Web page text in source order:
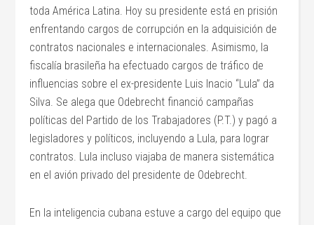
toda América Latina. Hoy su presidente está en prisión
enfrentando cargos de corrupción en la adquisición de
contratos nacionales e internacionales. Asimismo, la
fiscalía brasileña ha efectuado cargos de tráfico de
influencias sobre el ex-presidente Luis Inacio “Lula” da
Silva. Se alega que Odebrecht financió campañas
políticas del Partido de los Trabajadores (P.T.) y pagó a
legisladores y políticos, incluyendo a Lula, para lograr
contratos. Lula incluso viajaba de manera sistemática
en el avión privado del presidente de Odebrecht.
En la inteligencia cubana estuve a cargo del equipo que